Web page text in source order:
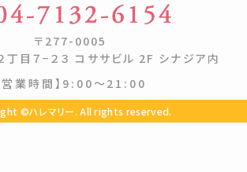
〒277-0005
丁目７−２３ コササビル 2F シナジア内
営業時間】9:00〜21:00
©ハレマリー. All rights reserved.